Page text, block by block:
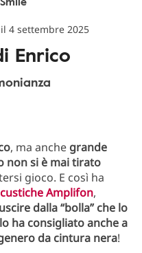
4 settembre 2025
Enrico
, ma anche grande
non si è mai tirato
gioco. E così ha
Amplifon,
dalla “bolla” che lo
lo ha consigliato anche a
da cintura nera!